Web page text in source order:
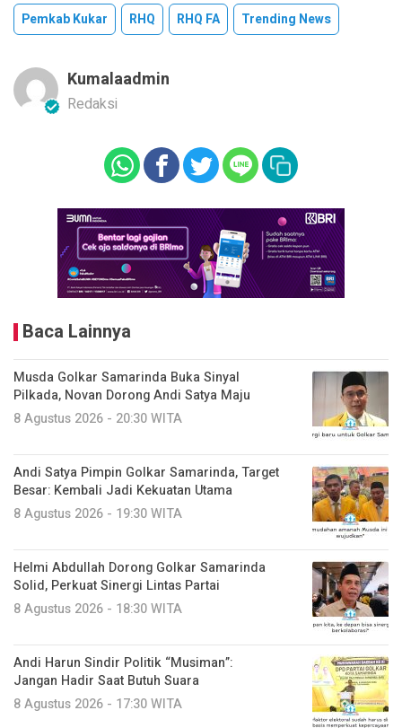
Pemkab Kukar
RHQ RHQ FA Trending News
Kumalaadmin
Redaksi
Baca Lainnya
Musda Golkar Samarinda Buka Sinyal
Pilkada, Novan Dorong Andi Satya Maju
8 Agustus 2026 - 20:30 WITA
Andi Satya Pimpin Golkar Samarinda, Target
Besar: Kembali Jadi Kekuatan Utama
8 Agustus 2026 - 19:30 WITA
Helmi Abdullah Dorong Golkar Samarinda
Solid, Perkuat Sinergi Lintas Partai
8 Agustus 2026 - 18:30 WITA
Andi Harun Sindir Politik “Musiman”:
Jangan Hadir Saat Butuh Suara
8 Agustus 2026 - 17:30 WITA